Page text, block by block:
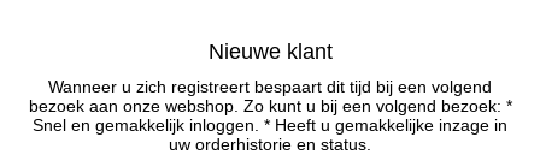
Nieuwe klant
Wanneer u zich registreert bespaart dit tijd bij een volgend
bezoek aan onze webshop. Zo kunt u bij een volgend bezoek: *
Snel en gemakkelijk inloggen. * Heeft u gemakkelijke inzage in
uw orderhistorie en status.